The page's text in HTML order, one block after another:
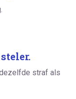
straf als